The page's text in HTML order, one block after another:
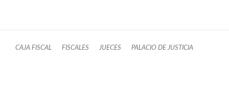
CAJA FISCAL FISCALES JUECES PALACIO DE JUSTICIA